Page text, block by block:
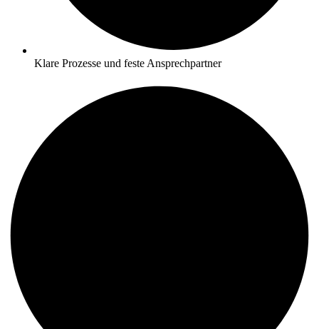
Klare Prozesse und feste Ansprechpartner